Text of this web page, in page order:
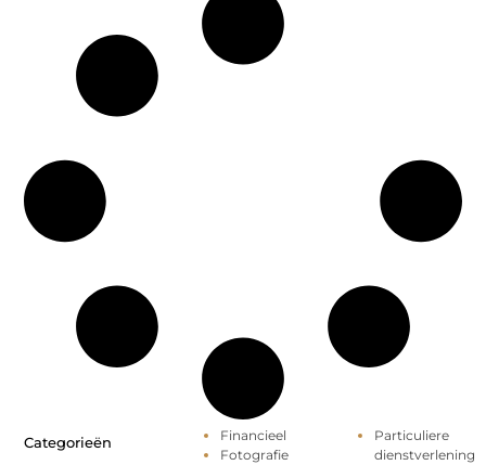
Categorieën
Financieel
Fotografie
Particuliere
dienstverlening